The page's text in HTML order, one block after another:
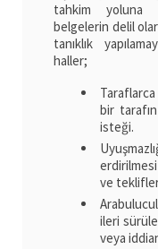
tahkim yoluna
belgelerin delil
tanıklık
haller;
bir
isteği.
ve
ileri
veya